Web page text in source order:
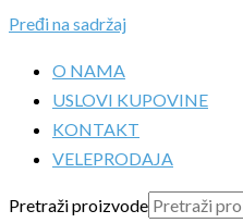
Pređi na sadržaj
O NAMA
USLOVI KUPOVINE
KONTAKT
VELEPRODAJA
Pretraži proizvode